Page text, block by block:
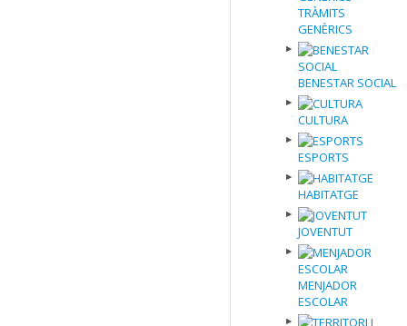
TRÀMITS
GENÈRICS
BENESTAR SOCIAL
CULTURA
ESPORTS
HABITATGE
JOVENTUT
MENJADOR
ESCOLAR